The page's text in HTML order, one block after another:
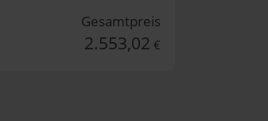
Gesamtpreis
2.553,02 €